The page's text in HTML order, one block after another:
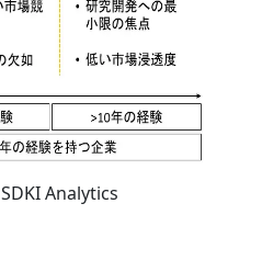
SDKI Analytics